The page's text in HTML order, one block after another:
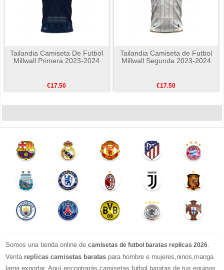
Tailandia Camiseta De Futbol
Millwall Primera 2023-2024
€17.50
Tailandia Camiseta de Futbol
Millwall Segunda 2023-2024
€17.50
Somos una tienda online de camisetas de futbol baratas replicas 2026
Venta replicas camisetas baratas para hombre e mujeres,ninos,manga
larga exportar. Aquí encontrarás camisetas futbol baratas de tus equipos